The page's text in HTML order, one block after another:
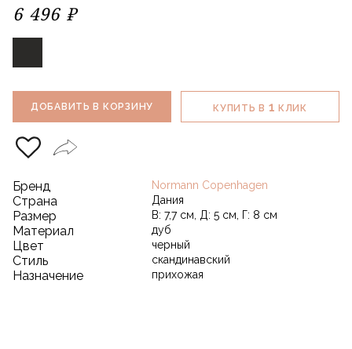
6 496 ₽
ДОБАВИТЬ В КОРЗИНУ КУПИТЬ В 1 КЛИК
Бренд Normann Copenhagen
Страна Дания
Размер В: 7,7 см, Д: 5 см, Г: 8 см
Материал дуб
Цвет черный
Стиль скандинавский
Назначение прихожая